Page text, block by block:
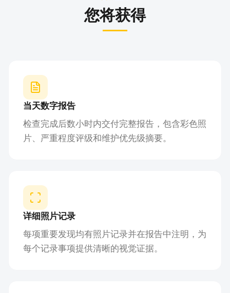
您将获得
当天数字报告
检查完成后数小时内交付完整报告，包含彩色照
片、严重程度评级和维护优先级摘要。
详细照片记录
每项重要发现均有照片记录并在报告中注明，为
每个记录事项提供清晰的视觉证据。